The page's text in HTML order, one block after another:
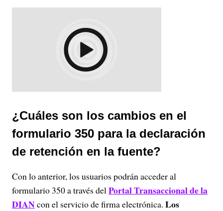
¿Cuáles son los cambios en el
formulario 350 para la declaración
de retención en la fuente?
Con lo anterior, los usuarios podrán acceder al
formulario 350 a través delPortal Transaccional de la
DIANcon el servicio de firma electrónica. Los